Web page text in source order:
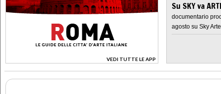
VEDI TUTTE LE APP
>
Su SKY va
documentario
agosto su Sky Arte